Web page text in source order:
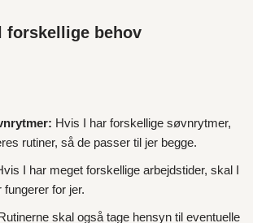
forskellige behov
Hvis I har forskellige søvnrytmer,
rutiner, så de passer til jer begge.
I har meget forskellige arbejdstider, skal I
fungerer for jer.
skal også tage hensyn til eventuelle